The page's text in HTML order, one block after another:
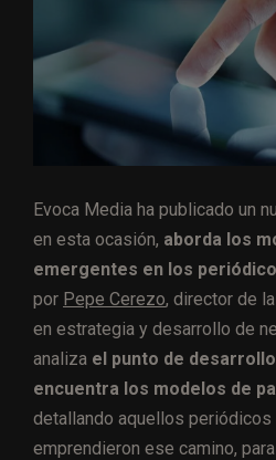
Evoca Media ha publicado un
en esta ocasión, aborda los
emergentes en los
por Pepe Cerezo, director de
en estrategia y desarrollo de
analiza el punto de
encuentra los modelos de
detallando aquellos periódicos
emprendieron ese camino,